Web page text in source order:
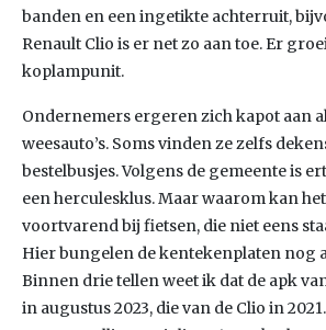
banden en een ingetikte achterruit,
Renault Clio is er net zo aan toe. Er
koplampunit.
Ondernemers ergeren zich kapot aan
weesauto’s. Soms vinden ze zelfs
bestelbusjes. Volgens de gemeente is
een herculesklus. Maar waarom kan
voortvarend bij fietsen, die niet eens
Hier bungelen de kentekenplaten nog
Binnen drie tellen weet ik dat de apk
in augustus 2023, die van de Clio in